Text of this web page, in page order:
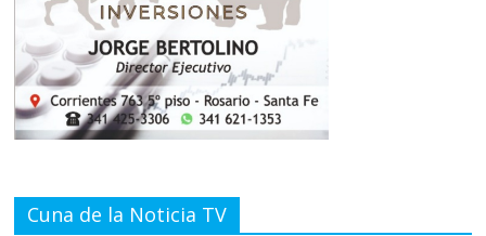
Cuna de la Noticia TV